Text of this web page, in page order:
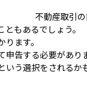
不動産取引
もあるでしょう。
ます。
告する必要があり
う選択をされるか